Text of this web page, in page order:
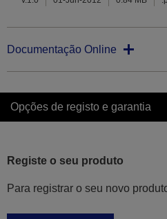
Documentação Online
Opções de registo e garantia
Registe o seu produto
Para registrar o seu novo